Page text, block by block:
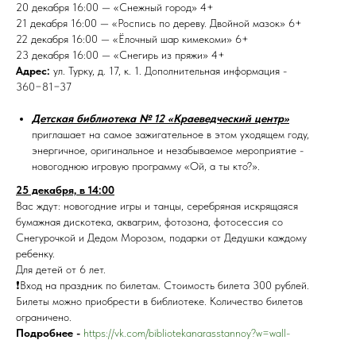
20 декабря 16:00 — «Снежный город» 4+
21 декабря 16:00 — «Роспись по дереву. Двойной мазок» 6+
22 декабря 16:00 — «Ёлочный шар кимекоми» 6+
23 декабря 16:00 — «Снегирь из пряжи» 4+
Адрес: ул. Турку, д. 17, к. 1. Дополнительная информация -
360−81−37
Детская библиотека № 12 «Краеведческий центр»
приглашает на самое зажигательное в этом уходящем году,
энергичное, оригинальное и незабываемое мероприятие -
новогоднюю игровую программу «Ой, а ты кто?».
25 декабря, в 14:00
Вас ждут: новогодние игры и танцы, серебряная искрящаяся
бумажная дискотека, аквагрим, фотозона, фотосессия со
Снегурочкой и Дедом Морозом, подарки от Дедушки каждому
ребенку.
Для детей от 6 лет.
❗Вход на праздник по билетам. Стоимость билета 300 рублей.
Билеты можно приобрести в библиотеке. Количество билетов
ограничено.
Подробнее - https://vk.com/bibliotekanarasstannoy?w=wall-